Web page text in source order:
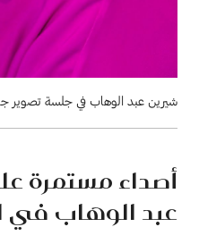
شيرين عبد الوهاب في جلسة تصوير
أصداء مستمرة
عبد الوهاب في